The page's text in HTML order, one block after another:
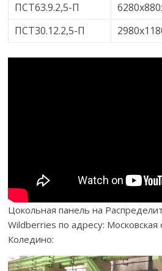
ПСТ63.9.2,5-П
ПСТ30.12.2,5-П
Цокольная панель на
Wildberries по адресу: Московская
Коледино: